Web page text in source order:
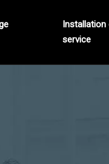
Installation
service